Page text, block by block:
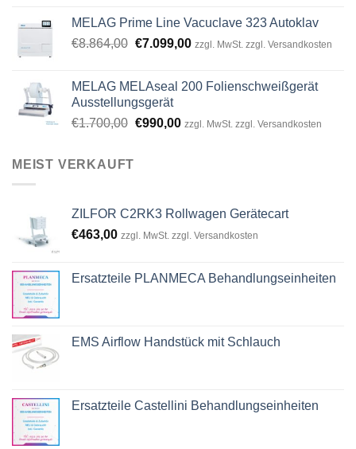
MELAG Prime Line Vacuclave 323 Autoklav
€8.864,00 Original
€8.864,00.
€7.099,00Current
€7.099,00.
zzgl. MwSt. zzgl. Versandkosten
MELAG MELAseal 200 Folienschweißgerät
Ausstellungsgerät
€1.700,00 Original
€990,00Current
zzgl. MwSt. zzgl. Versandkosten
MEIST VERKAUFT
ZILFOR C2RK3 Rollwagen Gerätecart
€463,00 zzgl. MwSt. zzgl. Versandkosten
Ersatzteile PLANMECA Behandlungseinheiten
EMS Airflow Handstück mit Schlauch
Ersatzteile Castellini Behandlungseinheiten